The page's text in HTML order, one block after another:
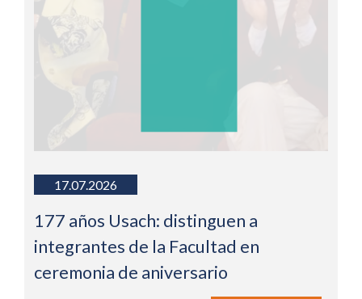
17.07.2026
177 años Usach: distinguen a
integrantes de la Facultad en
ceremonia de aniversario